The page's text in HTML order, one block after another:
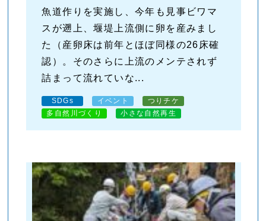
魚道作りを実施し、今年も見事ビワマ
スが遡上、堰堤上流側に卵を産みまし
た（産卵床は前年とほぼ同様の26床確
認）。そのさらに上流のメンテされず
詰まって流れていな...
SDGs イベント
つりチケ
多自然川づくり
小さな自然再生